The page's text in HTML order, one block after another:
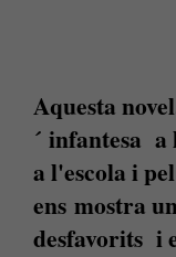
Aquesta
´ infantesa
a l'escola i
ens mostra
desfavorits i